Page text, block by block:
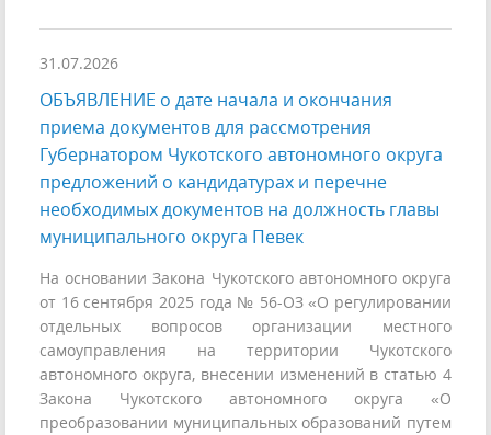
31.07.2026
ОБЪЯВЛЕНИЕ о дате начала и окончания
приема документов для рассмотрения
Губернатором Чукотского автономного округа
предложений о кандидатурах и перечне
необходимых документов на должность главы
муниципального округа Певек
На основании Закона Чукотского автономного округа
от 16 сентября 2025 года № 56-ОЗ «О регулировании
отдельных вопросов организации местного
самоуправления на территории Чукотского
автономного округа, внесении изменений в статью 4
Закона Чукотского автономного округа «О
преобразовании муниципальных образований путем